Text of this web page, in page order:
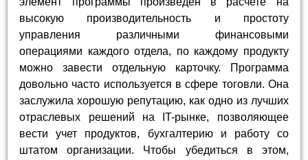
высокую производительность и простоту
управления различными финансовыми
операциями каждого отдела, по каждому продукту
можно завести отдельную карточку. Программа
довольно часто используется в сфере тоговли. Она
заслужила хорошую репутацию, как одно из лучших
отраслевых решений на IT-рынке, позволяющее
вести учет продуктов, бухгалтерию и работу со
штатом организации. Чтобы убедиться в этом,